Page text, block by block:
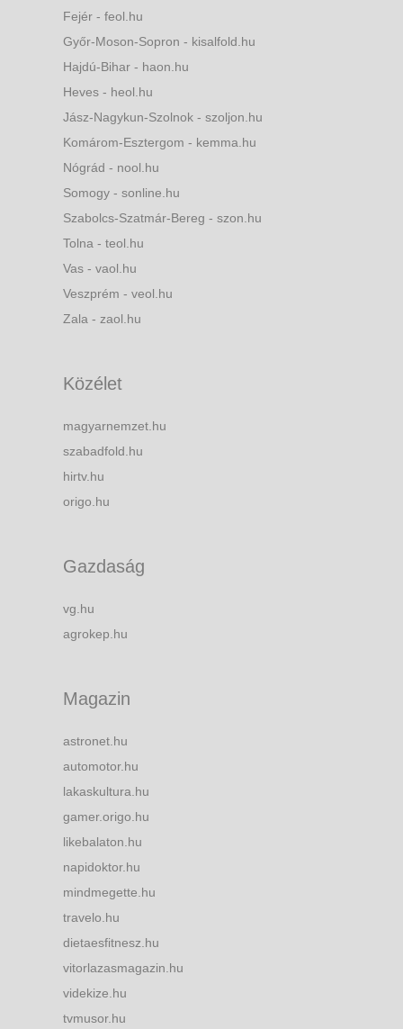
Fejér - feol.hu
Győr-Moson-Sopron - kisalfold.hu
Hajdú-Bihar - haon.hu
Heves - heol.hu
Jász-Nagykun-Szolnok - szoljon.hu
Komárom-Esztergom - kemma.hu
Nógrád - nool.hu
Somogy - sonline.hu
Szabolcs-Szatmár-Bereg - szon.hu
Tolna - teol.hu
Vas - vaol.hu
Veszprém - veol.hu
Zala - zaol.hu
Közélet
magyarnemzet.hu
szabadfold.hu
hirtv.hu
origo.hu
Gazdaság
vg.hu
agrokep.hu
Magazin
astronet.hu
automotor.hu
lakaskultura.hu
gamer.origo.hu
likebalaton.hu
napidoktor.hu
mindmegette.hu
travelo.hu
dietaesfitnesz.hu
vitorlazasmagazin.hu
videkize.hu
tvmusor.hu